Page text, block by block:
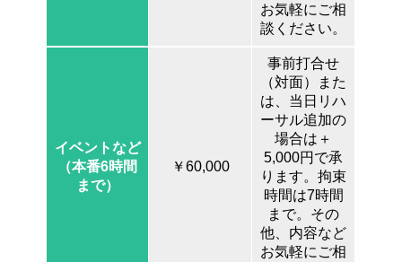
お気軽にご相
談ください。
イベントなど
（本番6時間
まで）
￥60,000
事前打合せ
（対面）また
は、当日リハ
ーサル追加の
場合は＋
5,000円で承
ります。拘束
時間は7時間
まで。その
他、内容など
お気軽にご相